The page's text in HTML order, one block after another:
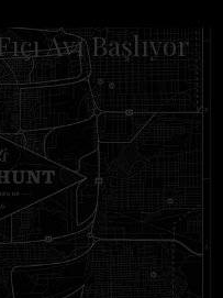
Avı Başlıyor